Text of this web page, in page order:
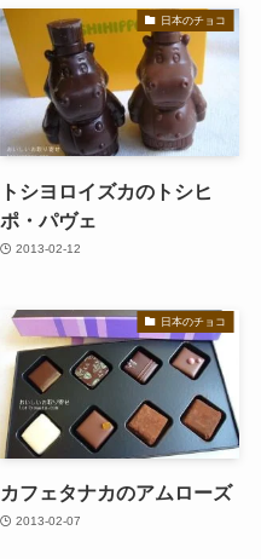
日本のチョコ
トシヨロイズカのトシヒ
ポ・パヴェ
2013-02-12
日本のチョコ
カフェタナカのアムローズ
2013-02-07